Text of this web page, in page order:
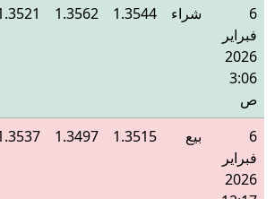
6
فبراير
2026
3:06
ص
شراء 1.3544
1.3562
6
فبراير
2026
بيع 1.3515
1.3497